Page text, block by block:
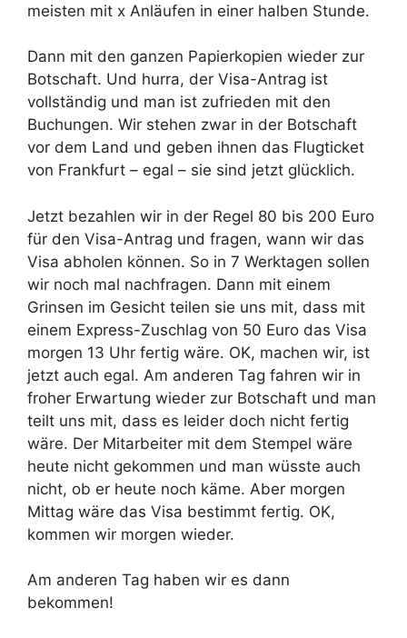
meisten mit x Anläufen in einer halben Stunde.
Dann mit den ganzen Papierkopien wieder zur
Botschaft. Und hurra, der Visa-Antrag ist
vollständig und man ist zufrieden mit den
Buchungen. Wir stehen zwar in der Botschaft
vor dem Land und geben ihnen das Flugticket
von Frankfurt – egal – sie sind jetzt glücklich.
Jetzt bezahlen wir in der Regel 80 bis 200 Euro
für den Visa-Antrag und fragen, wann wir das
Visa abholen können. So in 7 Werktagen sollen
wir noch mal nachfragen. Dann mit einem
Grinsen im Gesicht teilen sie uns mit, dass mit
einem Express-Zuschlag von 50 Euro das Visa
morgen 13 Uhr fertig wäre. OK, machen wir, ist
jetzt auch egal. Am anderen Tag fahren wir in
froher Erwartung wieder zur Botschaft und man
teilt uns mit, dass es leider doch nicht fertig
wäre. Der Mitarbeiter mit dem Stempel wäre
heute nicht gekommen und man wüsste auch
nicht, ob er heute noch käme. Aber morgen
Mittag wäre das Visa bestimmt fertig. OK,
kommen wir morgen wieder.
Am anderen Tag haben wir es dann
bekommen!